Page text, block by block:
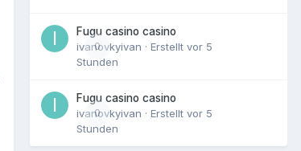
0
Fugu casino casino
ivanovkyivan · Erstellt vor 5
Stunden
0
Fugu casino casino
ivanovkyivan · Erstellt vor 5
Stunden